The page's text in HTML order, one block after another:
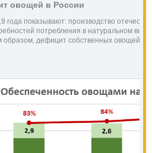
овощей в России
показывают: производство
потребления в натуральном
образом, дефицит собственных овощей в